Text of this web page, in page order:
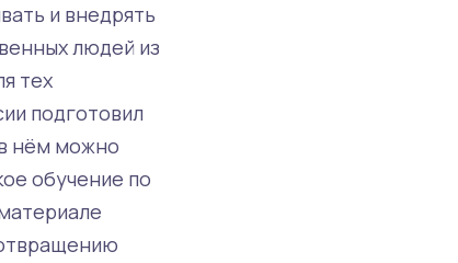
и внедрять
людей из
тех
подготовил
нём можно
обучение по